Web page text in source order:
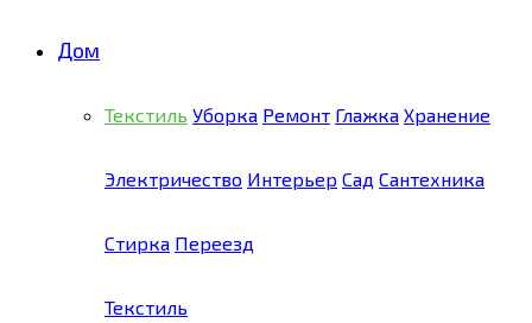
Дом
Текстиль Уборка Ремонт Глажка Хранение
Электричество Интерьер Сад Сантехника
Стирка Переезд
Текстиль